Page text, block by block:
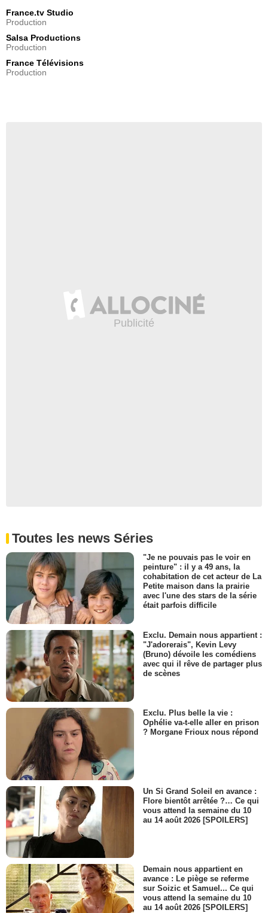
France.tv Studio
Production
Salsa Productions
Production
France Télévisions
Production
Toutes les news Séries
"Je ne pouvais pas le voir en
peinture" : il y a 49 ans, la
cohabitation de cet acteur de La
Petite maison dans la prairie
avec l'une des stars de la série
était parfois difficile
Exclu. Demain nous appartient :
"J'adorerais", Kevin Levy
(Bruno) dévoile les comédiens
avec qui il rêve de partager plus
de scènes
Exclu. Plus belle la vie :
Ophélie va-t-elle aller en prison
? Morgane Frioux nous répond
Un Si Grand Soleil en avance :
Flore bientôt arrêtée ?… Ce qui
vous attend la semaine du 10
au 14 août 2026 [SPOILERS]
Demain nous appartient en
avance : Le piège se referme
sur Soizic et Samuel... Ce qui
vous attend la semaine du 10
au 14 août 2026 [SPOILERS]